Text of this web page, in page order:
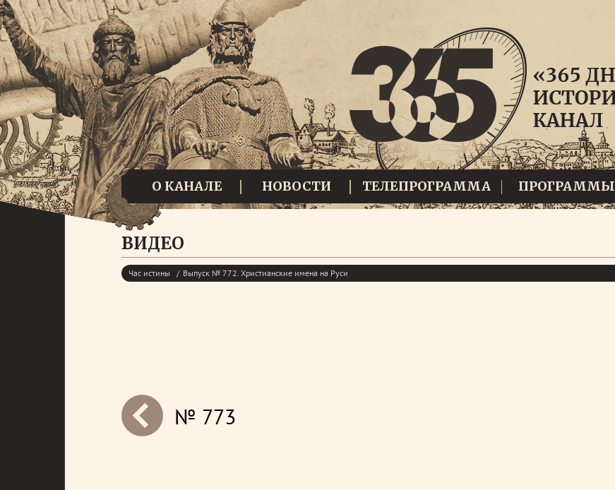
О КАНАЛЕ НОВОСТИ ТЕЛЕПРОГРАММА ПРОГРАММЫ
ВИДЕО
Час истины Выпуск № 772. Христианские имена на Руси
next№ 773